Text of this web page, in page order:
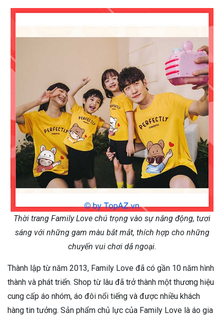
Thời trang Family Love chú trọng vào sự năng động, tươi
sáng với những gam màu bắt mắt, thích hợp cho những
chuyến vui chơi dã ngoại.
Thành lập từ năm 2013, Family Love đã có gần 10 năm hình
thành và phát triển. Shop từ lâu đã trở thành một thương hiệu
cung cấp áo nhóm, áo đôi nổi tiếng và được nhiều khách
hàng tin tưởng. Sản phẩm chủ lực của Family Love là áo gia